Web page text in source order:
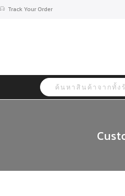
Track Your Order
Search